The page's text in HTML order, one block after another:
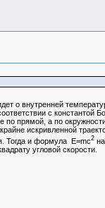
о внутренней
с константой
прямой, а по
искривленной
Тогда и формула E=mc2
угловой скорости.